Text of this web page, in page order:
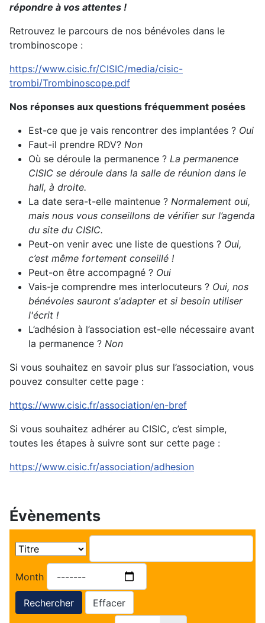
répondre à vos attentes !
Retrouvez le parcours de nos bénévoles dans le
trombinoscope :
https://www.cisic.fr/CISIC/media/cisic-
trombi/Trombinoscope.pdf
Nos réponses aux questions fréquemment posées
Est-ce que je vais rencontrer des implantées ? Oui
Faut-il prendre RDV? Non
Où se déroule la permanence ? La permanence
CISIC se déroule dans la salle de réunion dans le
hall, à droite.
La date sera-t-elle maintenue ? Normalement oui,
mais nous vous conseillons de vérifier sur l’agenda
du site du CISIC.
Peut-on venir avec une liste de questions ? Oui,
c’est même fortement conseillé !
Peut-on être accompagné ? Oui
Vais-je comprendre mes interlocuteurs ? Oui, nos
bénévoles sauront s'adapter et si besoin utiliser
l'écrit !
L’adhésion à l’association est-elle nécessaire avant
la permanence ? Non
Si vous souhaitez en savoir plus sur l’association, vous
pouvez consulter cette page :
https://www.cisic.fr/association/en-bref
Si vous souhaitez adhérer au CISIC, c’est simple,
toutes les étapes à suivre sont sur cette page :
https://www.cisic.fr/association/adhesion
Évènements
Month
Rechercher Effacer